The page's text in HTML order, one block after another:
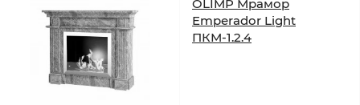
OLIMP Мрамор
Emperador Light
ПКМ-1.2.4